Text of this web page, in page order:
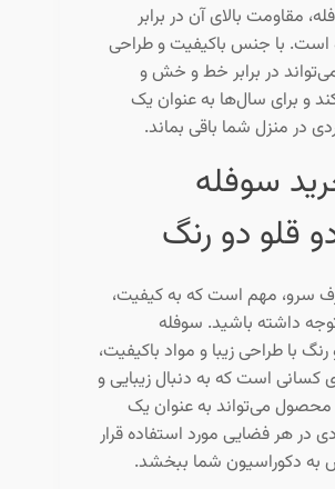
مقاومت بالای آن در برابر
است. با جنس باکیفیت و طراحی
در برابر خط و خش و
و برای سال‌ها به عنوان یک
در منزل شما باقی بماند.
سوفله
قلو دو رنگ
سرو، مهم است که به کیفیت،
داشته باشید. سوفله
با طراحی زیبا و مواد باکیفیت،
کسانی است که به دنبال زیبایی و
محصول می‌تواند به عنوان یک
در هر فضایی مورد استفاده قرار
به دکوراسیون شما ببخشد.